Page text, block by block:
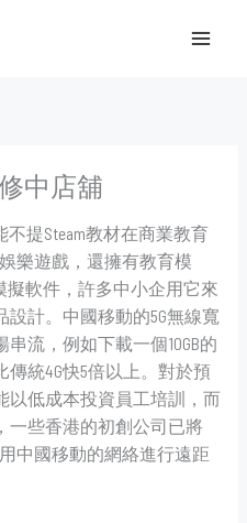
中店舖
提Steam教材在商業教育
樂遊戲，還擁有教育模
擬軟件，許多中小企用它來
計。中國移動的5G無線寬
流，例如下載一個10GB的
傳統4G快5倍以上。對於預
以低成本投資員工培訓，而
一些香港的初創公司已將
中國移動的網絡進行遠距